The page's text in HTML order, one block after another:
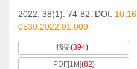
2022, 38(1): 74-82.
DOI:
0530.2022.01.009
摘要(394)
PDF[1M](82)